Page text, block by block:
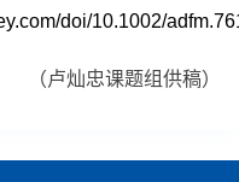
doi/10.1002/
（卢灿忠课题组供稿）